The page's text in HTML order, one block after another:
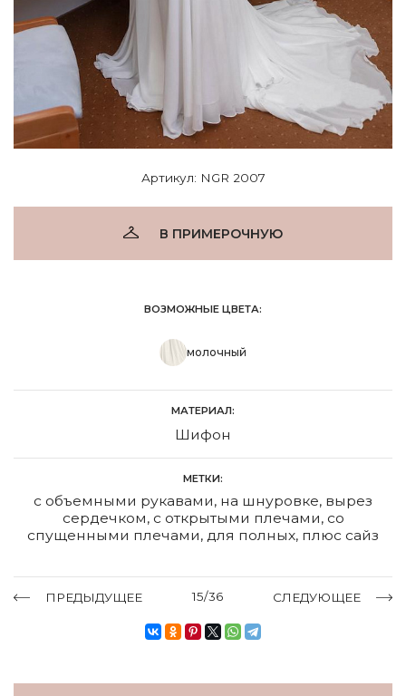
Артикул: NGR 2007
В ПРИМЕРОЧНУЮ
ВОЗМОЖНЫЕ ЦВЕТА:
молочный
МАТЕРИАЛ:
Шифон
МЕТКИ:
с объемными рукавами, на шнуровке, вырез
сердечком, с открытыми плечами, со
спущенными плечами, для полных, плюс сайз
ПРЕДЫДУЩЕЕ 15/36 СЛЕДУЮЩЕЕ